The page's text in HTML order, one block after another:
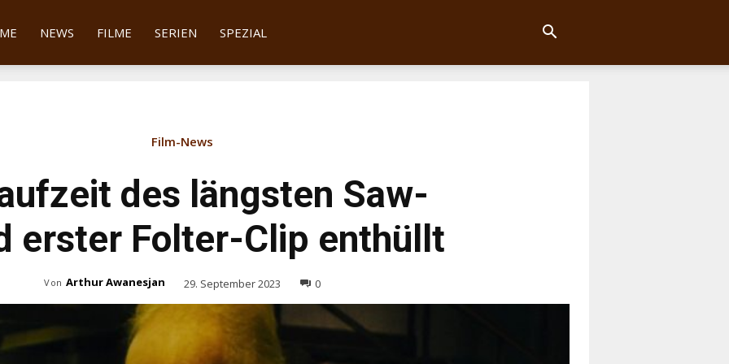
NEWS FILME SERIEN SPEZIAL
Film-News
des längsten Saw-
erster Folter-Clip enthüllt
Von Arthur Awanesjan 29. September 2023 0